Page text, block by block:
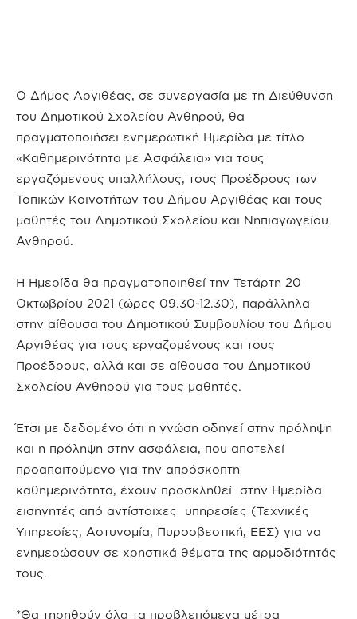
Ο Δήμος Αργιθέας, σε συνεργασία με τη Διεύθυνση
του Δημοτικού Σχολείου Ανθηρού, θα
πραγματοποιήσει ενημερωτική Ημερίδα με τίτλο
«Καθημερινότητα με Ασφάλεια» για τους
εργαζόμενους υπαλλήλους, τους Προέδρους των
Τοπικών Κοινοτήτων του Δήμου Αργιθέας και τους
μαθητές του Δημοτικού Σχολείου και Νηπιαγωγείου
Ανθηρού.
Η Ημερίδα θα πραγματοποιηθεί την Τετάρτη 20
Οκτωβρίου 2021 (ώρες 09.30-12.30), παράλληλα
στην αίθουσα του Δημοτικού Συμβουλίου του Δήμου
Αργιθέας για τους εργαζομένους και τους
Προέδρους, αλλά και σε αίθουσα του Δημοτικού
Σχολείου Ανθηρού για τους μαθητές.
Έτσι με δεδομένο ότι η γνώση οδηγεί στην πρόληψη
και η πρόληψη στην ασφάλεια, που αποτελεί
προαπαιτούμενο για την απρόσκοπτη
καθημερινότητα, έχουν προσκληθεί στην Ημερίδα
εισηγητές από αντίστοιχες υπηρεσίες (Τεχνικές
Υπηρεσίες, Αστυνομία, Πυροσβεστική, ΕΕΣ) για να
ενημερώσουν σε χρηστικά θέματα της αρμοδιότητάς
τους.
*Θα τηρηθούν όλα τα προβλεπόμενα μέτρα